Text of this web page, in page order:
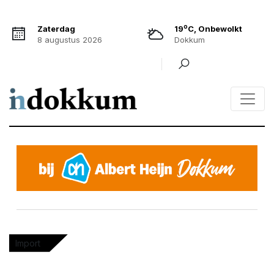
Zaterdag
8 augustus 2026
19oC, Onbewolkt
Dokkum
Import